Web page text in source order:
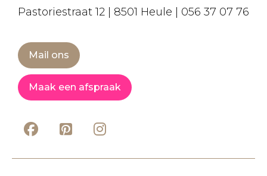
Pastoriestraat 12 | 8501 Heule | 056 37 07 76
Mail ons
Maak een afspraak